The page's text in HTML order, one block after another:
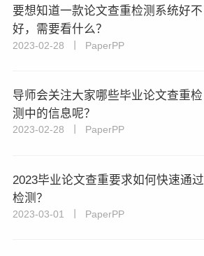
要想知道一款论文查重检测系统好不
好，需要看什么？
2023-02-28 丨 PaperPP
导师会关注大家哪些毕业论文查重检
测中的信息呢？
2023-02-28 丨 PaperPP
2023毕业论文查重要求如何快速通过
检测？
2023-03-01 丨 PaperPP